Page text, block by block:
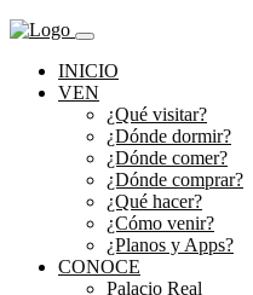
INICIO
VEN
¿Qué visitar?
¿Dónde dormir?
¿Dónde comer?
¿Dónde comprar?
¿Qué hacer?
¿Cómo venir?
¿Planos y Apps?
CONOCE
Palacio Real